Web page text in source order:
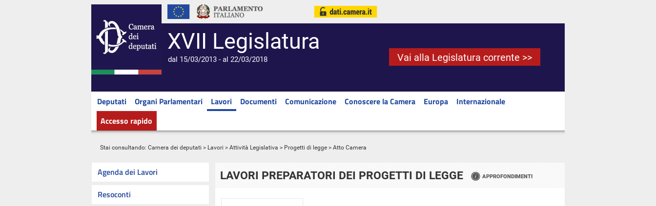
XVII Legislatura
dal 15/03/2013 - al 22/03/2018 Vai alla Legislatura corrente >>
Deputati Organi Parlamentari Lavori Documenti Comunicazione Conoscere la Camera Europa
Internazionale
Accesso rapido
Stai consultando: Camera dei deputati > Lavori > Attività Legislativa > Progetti di legge > Atto Camera
Agenda dei Lavori
Resoconti
LAVORI PREPARATORI DEI PROGETTI DI LEGGE APPROFONDIMENTI